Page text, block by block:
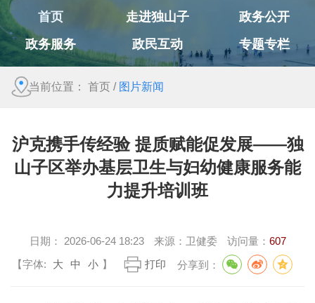
首页 走进独山子
政务公开
政务服务
政民互动 专题专栏
当前位置： 首页 / 图片新闻
沪克携手传经验 提质赋能促发展——独
山子区举办基层卫生与妇幼健康服务能
力提升培训班
日期： 2026-06-24 18:23 来源： 卫健委 访问量： 607
【字体:
大 中 小 】 打印 分享到：